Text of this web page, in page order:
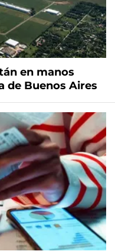
en manos
de Buenos Aires